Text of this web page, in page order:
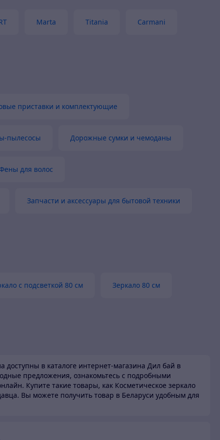
Marta Titania Carmani
приставки и комплектующие
пылесосы Дорожные сумки и чемоданы
Фены для волос
Запчасти и аксессуары для бытовой техники
с подсветкой 80 см Зеркало 80 см
доступны в каталоге интернет-магазина Дил бай в
предложения, ознакомьтесь с подробными
Купите такие товары, как Косметическое зеркало
Вы можете получить товар в Беларуси удобным для